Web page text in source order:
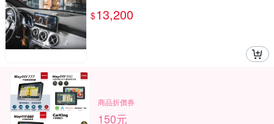
$13,200
商品折價券
150元